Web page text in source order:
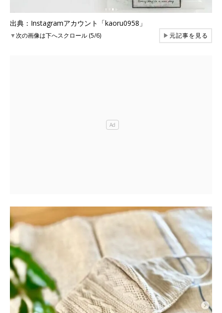
出典：Instagramアカウント「kaoru0958」
▼次の画像は下へスクロール (5/6) ▶元記事を見る